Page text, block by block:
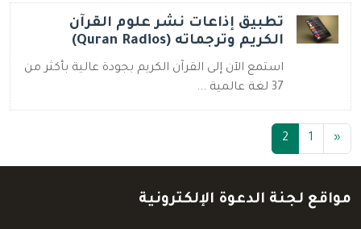
تطبيق إذاعات نشر علوم القرآن
الكريم وترجماته (Quran Radios)
استمع الآن إلى القرآن الكريم بجودة عالية بأكثر من
37 لغة عالمية ...
«
1
2
مواقع لجنة الدعوة الإلكترونية